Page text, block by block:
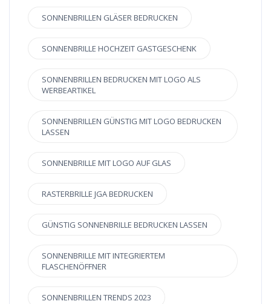
SONNENBRILLEN GLÄSER BEDRUCKEN
SONNENBRILLE HOCHZEIT GASTGESCHENK
SONNENBRILLEN BEDRUCKEN MIT LOGO ALS
WERBEARTIKEL
SONNENBRILLEN GÜNSTIG MIT LOGO BEDRUCKEN
LASSEN
SONNENBRILLE MIT LOGO AUF GLAS
RASTERBRILLE JGA BEDRUCKEN
GÜNSTIG SONNENBRILLE BEDRUCKEN LASSEN
SONNENBRILLE MIT INTEGRIERTEM
FLASCHENÖFFNER
SONNENBRILLEN TRENDS 2023